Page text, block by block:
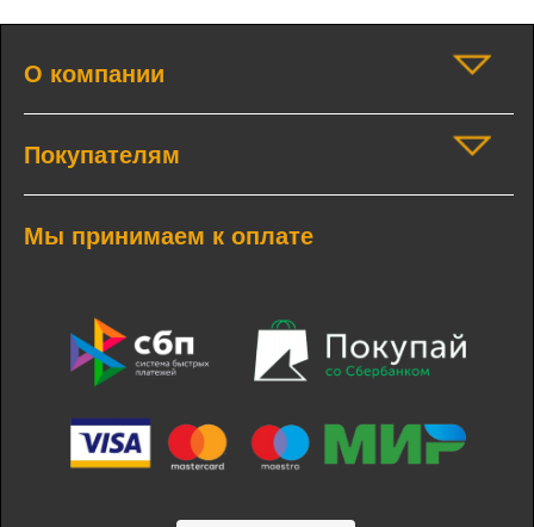
О компании
Покупателям
Мы принимаем к оплате